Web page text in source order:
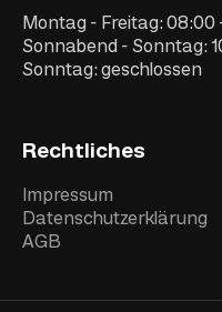
Montag - Freitag: 08:00
Sonnabend - Sonntag:
Sonntag: geschlossen
Rechtliches
Impressum
Datenschutzerklärung
AGB